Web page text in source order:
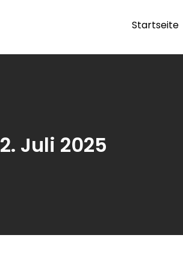
Startseite
2. Juli 2025